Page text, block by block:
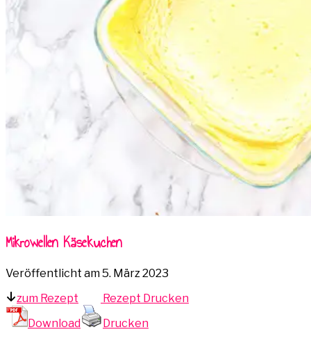
Mikrowellen Käsekuchen
Veröffentlicht am5. März 2023
zum Rezept
Rezept Drucken
Download
Drucken